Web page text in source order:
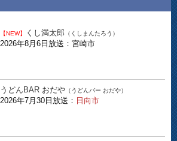
【NEW】 くし満太郎 （くしまんたろう）
2026年8月6日放送：宮崎市
うどんBAR おだや （うどんバー おだや）
2026年7月30日放送： 日向市